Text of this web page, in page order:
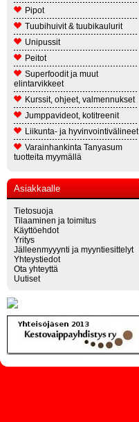
Pipot
Tuubihuivit & tuubikaulurit
Unipussit
Peitot
Superfoodit ja muut
elintarvikkeet
Kurssit, ohjeet, valmennukset
Jumppavideot, kotitreenit
Liikunta- ja hyvinvointivälineet
Varainhankinta Tanyasum
tuotteita myymällä
Asiakkaalle
Tietosuoja
Tilaaminen ja toimitus
Käyttöehdot
Yritys
Jälleenmyyynti ja myyntiesittelyt
Yhteystiedot
Ota yhteyttä
Uutiset